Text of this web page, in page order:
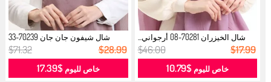
شال الخيزران 70281-08 أرجواني...
$46.00 $17.99
خاص لليوم$10.79
شال شيفون جان جان 70239-33
بنفسجي ف...
$71.32 $28.99
خاص لليوم$17.39